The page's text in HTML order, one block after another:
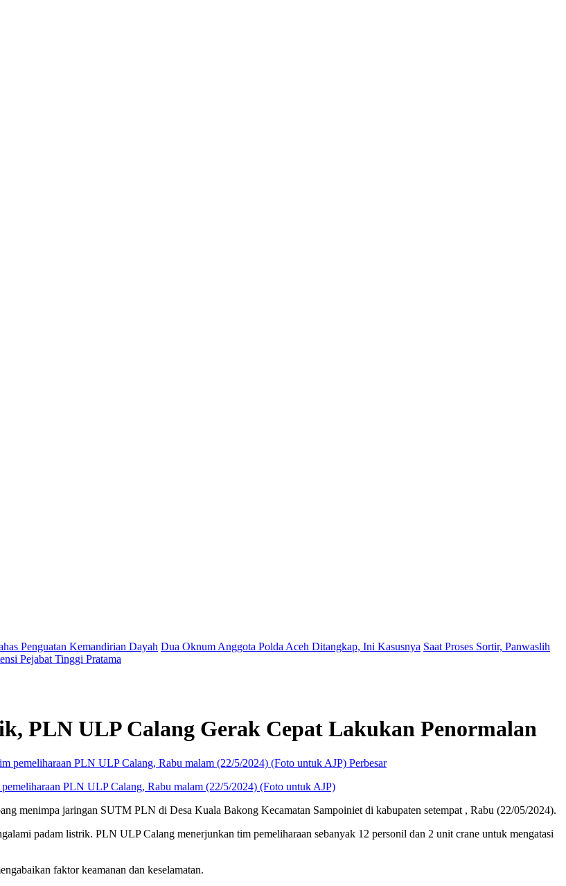
Penguatan Kemandirian Dayah Dua Oknum Anggota Polda Aceh Ditangkap, Ini Kasusnya Saat Proses Sortir, Panwaslih
Pejabat Tinggi Pratama
PLN ULP Calang Gerak Cepat Lakukan Penormalan
Perbesar
PLN ULP Calang, Rabu malam (22/5/2024) (Foto untuk AJP)
menimpa jaringan SUTM PLN di Desa Kuala Bakong Kecamatan Sampoiniet di kabupaten setempat , Rabu (22/05/2024).
padam listrik. PLN ULP Calang menerjunkan tim pemeliharaan sebanyak 12 personil dan 2 unit crane untuk mengatasi
faktor keamanan dan keselamatan.